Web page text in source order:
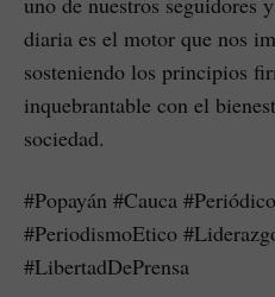
diaria es el motor que nos
sosteniendo los principios
inquebrantable con el
sociedad.
#Popayán #Cauca
#PeriodismoEtico
#LibertadDePrensa